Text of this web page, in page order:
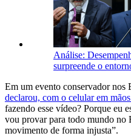
Análise:
surpreende o
Em um evento conservador nos
declarou, com o celular em
fazendo esse vídeo? Porque eu
vou provar para todo mundo no
movimento de forma injusta”.